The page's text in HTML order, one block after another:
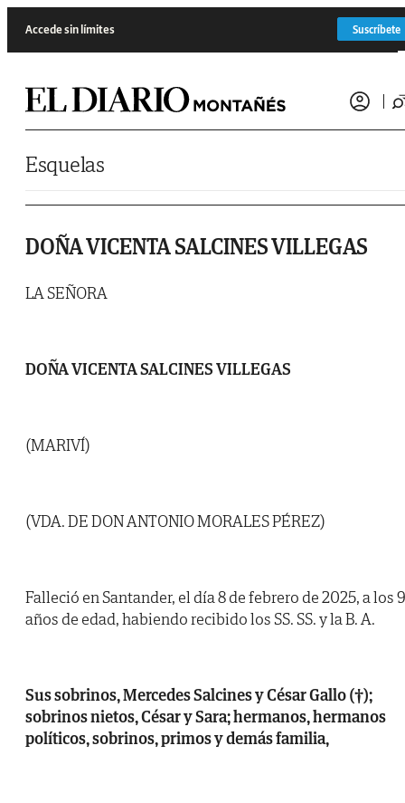
Accede sin límites Suscríbete
Esquelas
DOÑA VICENTA SALCINES VILLEGAS
LA SEÑORA
DOÑA VICENTA SALCINES VILLEGAS
(MARIVÍ)
(VDA. DE DON ANTONIO MORALES PÉREZ)
Falleció en Santander, el día 8 de febrero de 2025, a los
años de edad, habiendo recibido los SS. SS. y la B. A.
Sus sobrinos, Mercedes Salcines y César Gallo (†);
sobrinos nietos, César y Sara; hermanos, hermanos
políticos, sobrinos, primos y demás familia,